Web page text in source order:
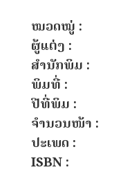
ໝວດໝູ່ :
ຜູ້ແຕ່ງ :
ສຳນັກພິມ :
ພິມທີ່ :
ປີທີ່ພິມ :
ຈຳນວນໜ້າ :
ປະເພດ :
ISBN :